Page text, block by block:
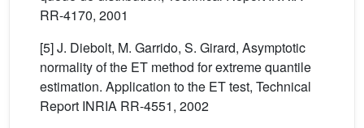
RR-4170, 2001
[5] J. Diebolt, M. Garrido, S. Girard, Asymptotic
normality of the ET method for extreme quantile
estimation. Application to the ET test, Technical
Report INRIA RR-4551, 2002